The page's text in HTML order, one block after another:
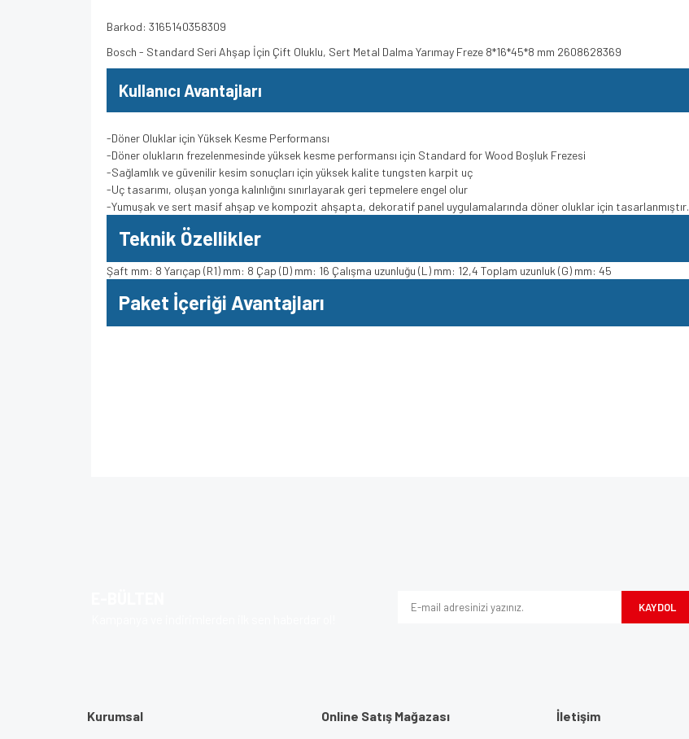
Barkod: 3165140358309
Bosch - Standard Seri Ahşap İçin Çift Oluklu, Sert Metal Dalma Yarımay Freze 8*16*45*8 mm 2608628369
Kullanıcı Avantajları
-Döner Oluklar için Yüksek Kesme Performansı
-Döner olukların frezelenmesinde yüksek kesme performansı için Standard for Wood Boşluk Frezesi
-Sağlamlık ve güvenilir kesim sonuçları için yüksek kalite tungsten karpit uç
-Uç tasarımı, oluşan yonga kalınlığını sınırlayarak geri tepmelere engel olur
-Yumuşak ve sert masif ahşap ve kompozit ahşapta, dekoratif panel uygulamalarında döner oluklar için tasarlanmıştır.
Teknik Özellikler
Şaft mm: 8 Yarıçap (R1) mm: 8 Çap (D) mm: 16 Çalışma uzunluğu (L) mm: 12,4 Toplam uzunluk (G) mm: 45
Paket İçeriği Avantajları
KAYDOL
Kurumsal Online Satış Mağazası İletişim